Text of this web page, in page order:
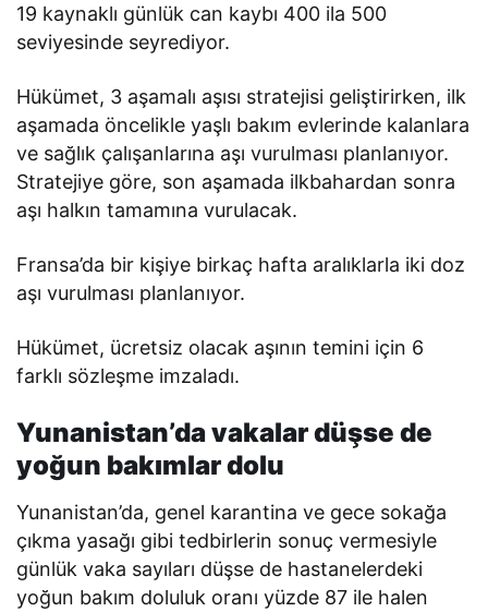
19 kaynaklı günlük can kaybı 400 ila 500
seviyesinde seyrediyor.
Hükümet, 3 aşamalı aşısı stratejisi geliştirirken, ilk
aşamada öncelikle yaşlı bakım evlerinde kalanlara
ve sağlık çalışanlarına aşı vurulması planlanıyor.
Stratejiye göre, son aşamada ilkbahardan sonra
aşı halkın tamamına vurulacak.
Fransa’da bir kişiye birkaç hafta aralıklarla iki doz
aşı vurulması planlanıyor.
Hükümet, ücretsiz olacak aşının temini için 6
farklı sözleşme imzaladı.
Yunanistan’da vakalar düşse de
yoğun bakımlar dolu
Yunanistan’da, genel karantina ve gece sokağa
çıkma yasağı gibi tedbirlerin sonuç vermesiyle
günlük vaka sayıları düşse de hastanelerdeki
yoğun bakım doluluk oranı yüzde 87 ile halen